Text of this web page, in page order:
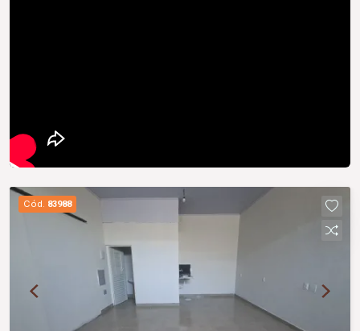
Cód. 83988